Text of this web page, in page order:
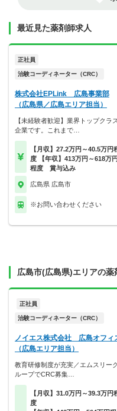
最近見た薬剤師求人
正社員
治験コーディネーター（CRC）
株式会社EPLink 広島事業部
（広島県／広島エリア担当）
【未経験者歓迎】業界トップクラ
企業です。これまで…
【月収】27.2万円～40.5万円
度 【年収】413万円～618万円
程度 賞与込み
広島県 広島市
※お問い合わせください
広島市(広島県)エリアの薬
正社員
治験コーディネーター（CRC）
ノイエス株式会社 広島オフィ
（広島エリア担当）
教育研修制度が充実／エムスリー
ループでCRC募集…
【月収】31.0万円～39.3万円
度